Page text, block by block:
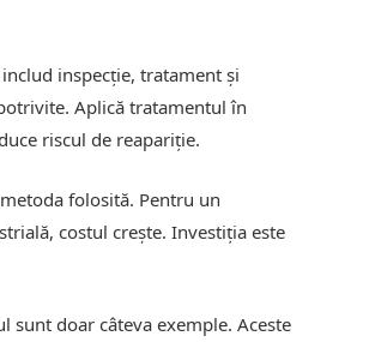
inspecție, tratament și
Aplică tratamentul în
riscul de reapariție.
folosită. Pentru un
costul crește. Investiția este
sunt doar câteva exemple. Aceste